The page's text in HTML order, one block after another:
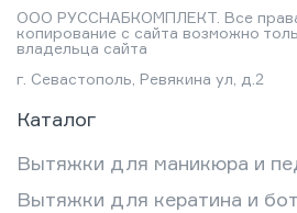
ООО РУССНАБКОМПЛЕКТ. Все
копирование с сайта возможно
владельца сайта
г. Севастополь, Ревякина ул, д.2
Каталог
Вытяжки для маникюра и
Вытяжки для кератина и